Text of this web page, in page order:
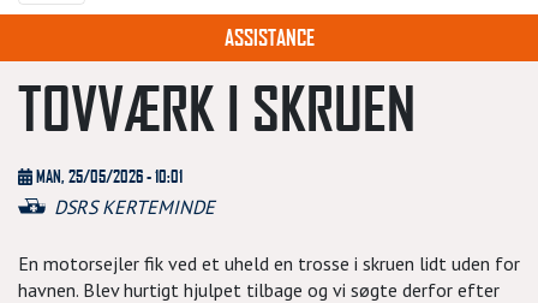
ASSISTANCE
TOVVÆRK I SKRUEN
MAN, 25/05/2026 - 10:01
DSRS KERTEMINDE
En motorsejler fik ved et uheld en trosse i skruen lidt uden for
havnen. Blev hurtigt hjulpet tilbage og vi søgte derfor efter